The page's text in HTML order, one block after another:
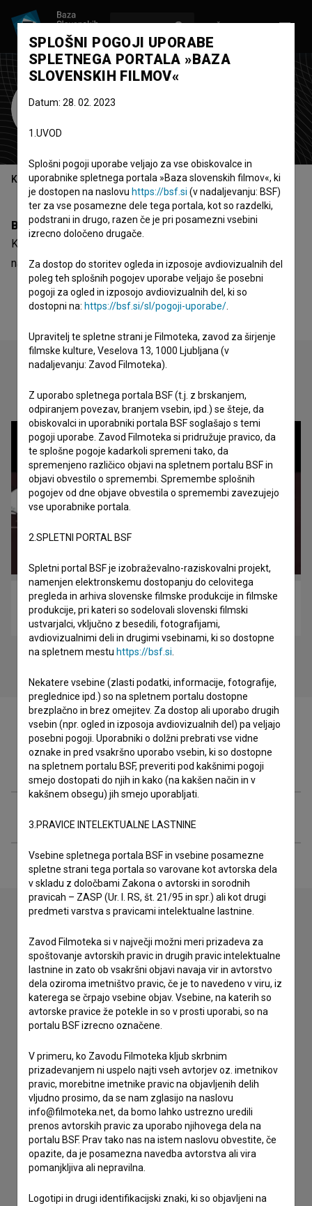
Klemen Kopitar
Kazalo
Biografija
Klemen Kopitar je nastopajoči. Najnovejši projekt, kjer je
nastopil, je46 minut (2005).
Oglejte si
Cold Meat (2018)
drama, kriminalni
Filmografija (1)
Razširjeni podatki
Stik z uredništvom
Spoštovani, s pomočjo spodnjega obrazca lahko stopite v
stik z uredništvom Baze slovenskih filmov. Veseli bomo vaših
odzivov.
imam vprašanje
želim dodati podatke
drugo
SPLOŠNI POGOJI UPORABE
SPLETNEGA PORTALA »BAZA
SLOVENSKIH FILMOV«
Datum: 28. 02. 2023
1.UVOD
Splošni pogoji uporabe veljajo za vse obiskovalce in
uporabnike spletnega portala »Baza slovenskih filmov«, ki
je dostopen na naslovu https://bsf.si (v nadaljevanju: BSF)
ter za vse posamezne dele tega portala, kot so razdelki,
podstrani in drugo, razen če je pri posamezni vsebini
izrecno določeno drugače.
Za dostop do storitev ogleda in izposoje avdiovizualnih del
poleg teh splošnih pogojev uporabe veljajo še posebni
pogoji za ogled in izposojo avdiovizualnih del, ki so
dostopni na: https://bsf.si/sl/pogoji-uporabe/
Upravitelj te spletne strani je Filmoteka, zavod za širjenje
filmske kulture, Veselova 13, 1000 Ljubljana (v
nadaljevanju: Zavod Filmoteka).
Z uporabo spletnega portala BSF (t.j. z brskanjem,
odpiranjem povezav, branjem vsebin, ipd.) se šteje, da
obiskovalci in uporabniki portala BSF soglašajo s temi
pogoji uporabe. Zavod Filmoteka si pridružuje pravico, da
te splošne pogoje kadarkoli spremeni tako, da
spremenjeno različico objavi na spletnem portalu BSF in
objavi obvestilo o spremembi. Spremembe splošnih
pogojev od dne objave obvestila o spremembi zavezujejo
vse uporabnike portala.
2.SPLETNI PORTAL BSF
Spletni portal BSF je izobraževalno-raziskovalni projekt,
namenjen elektronskemu dostopanju do celovitega
pregleda in arhiva slovenske filmske produkcije in filmske
produkcije, pri kateri so sodelovali slovenski filmski
ustvarjalci, vključno z besedili, fotografijami,
avdiovizualnimi deli in drugimi vsebinami, ki so dostopne
na spletnem mestu https://bsf.si
Nekatere vsebine (zlasti podatki, informacije, fotografije,
preglednice ipd.) so na spletnem portalu dostopne
brezplačno in brez omejitev. Za dostop ali uporabo drugih
vsebin (npr. ogled in izposoja avdiovizualnih del) pa veljajo
posebni pogoji. Uporabniki o dolžni prebrati vse vidne
oznake in pred vsakršno uporabo vsebin, ki so dostopne
na spletnem portalu BSF, preveriti pod kakšnimi pogoji
smejo dostopati do njih in kako (na kakšen način in v
kakšnem obsegu) jih smejo uporabljati.
3.PRAVICE INTELEKTUALNE LASTNINE
Vsebine spletnega portala BSF in vsebine posamezne
spletne strani tega portala so varovane kot avtorska dela
v skladu z določbami Zakona o avtorski in sorodnih
pravicah – ZASP (Ur. l. RS, št. 21/95 in spr.) ali kot drugi
predmeti varstva s pravicami intelektualne lastnine.
Zavod Filmoteka si v največji možni meri prizadeva za
spoštovanje avtorskih pravic in drugih pravic intelektualne
lastnine in zato ob vsakršni objavi navaja vir in avtorstvo
dela oziroma imetništvo pravic, če je to navedeno v viru, iz
katerega se črpajo vsebine objav. Vsebine, na katerih so
avtorske pravice že potekle in so v prosti uporabi, so na
portalu BSF izrecno označene.
V primeru, ko Zavodu Filmoteka kljub skrbnim
prizadevanjem ni uspelo najti vseh avtorjev oz. imetnikov
pravic, morebitne imetnike pravic na objavljenih delih
vljudno prosimo, da se nam zglasijo na naslovu
info@filmoteka.net, da bomo lahko ustrezno uredili
prenos avtorskih pravic za uporabo njihovega dela na
portalu BSF. Prav tako nas na istem naslovu obvestite, če
opazite, da je posamezna navedba avtorstva ali vira
pomanjkljiva ali nepravilna.
Logotipi in drugi identifikacijski znaki, ki so objavljeni na